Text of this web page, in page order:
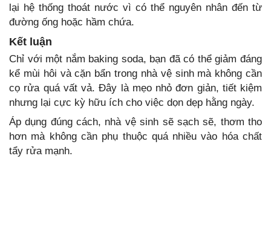
lại hệ thống thoát nước vì có thể nguyên nhân đến từ
đường ống hoặc hầm chứa.
Kết luận
Chỉ với một nắm baking soda, bạn đã có thể giảm đáng
kể mùi hôi và cặn bẩn trong nhà vệ sinh mà không cần
cọ rửa quá vất vả. Đây là mẹo nhỏ đơn giản, tiết kiệm
nhưng lại cực kỳ hữu ích cho việc dọn dẹp hằng ngày.
Áp dụng đúng cách, nhà vệ sinh sẽ sạch sẽ, thơm tho
hơn mà không cần phụ thuộc quá nhiều vào hóa chất
tẩy rửa mạnh.